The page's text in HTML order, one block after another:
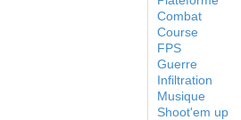
Combat
Course
FPS
Guerre
Infiltration
Musique
Shoot'em up